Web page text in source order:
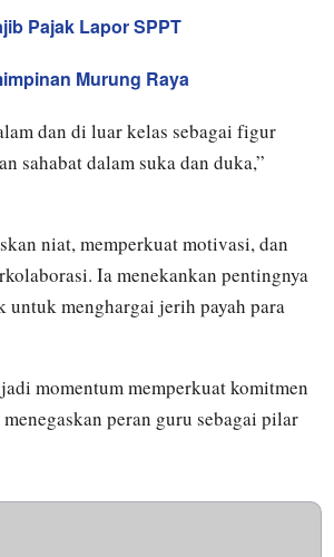
Pajak Lapor SPPT
Murung Raya
dan di luar kelas sebagai figur
sahabat dalam suka dan duka,”
niat, memperkuat motivasi, dan
Ia menekankan pentingnya
untuk menghargai jerih payah para
momentum memperkuat komitmen
peran guru sebagai pilar